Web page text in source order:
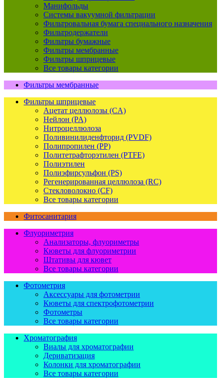
Манифольды
Системы вакуумной фильтрации
Фильтровальная бумага специального назначения
Фильтродержатели
Фильтры бумажные
Фильтры мембранные
Фильтры шприцевые
Все товары категории
Фильтры мембранные
Фильтры шприцевые
Ацетат целлюлозы (CA)
Нейлон (PA)
Нитроцеллюлоза
Поливинилиденфторид (PVDF)
Полипропилен (PP)
Политетрафторэтилен (PTFE)
Полиэтилен
Полиэфирсульфон (PS)
Регенерированная целлюлоза (RC)
Стекловолокно (CF)
Все товары категории
Фитосанитария
Флуориметрия
Анализаторы, флуориметры
Кюветы для флуориметрии
Штативы для кювет
Все товары категории
Фотометрия
Аксессуары для фотометрии
Кюветы для спектрофотометрии
Фотометры
Все товары категории
Хроматография
Виалы для хроматографии
Дериватизация
Колонки для хроматографии
Все товары категории